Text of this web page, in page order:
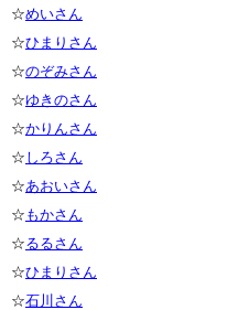
☆めいさん
☆ひまりさん
☆のぞみさん
☆ゆきのさん
☆かりんさん
☆ しろさん
☆あおいさん
☆ もかさん
☆るるさん
☆ひまりさん
☆石川さん